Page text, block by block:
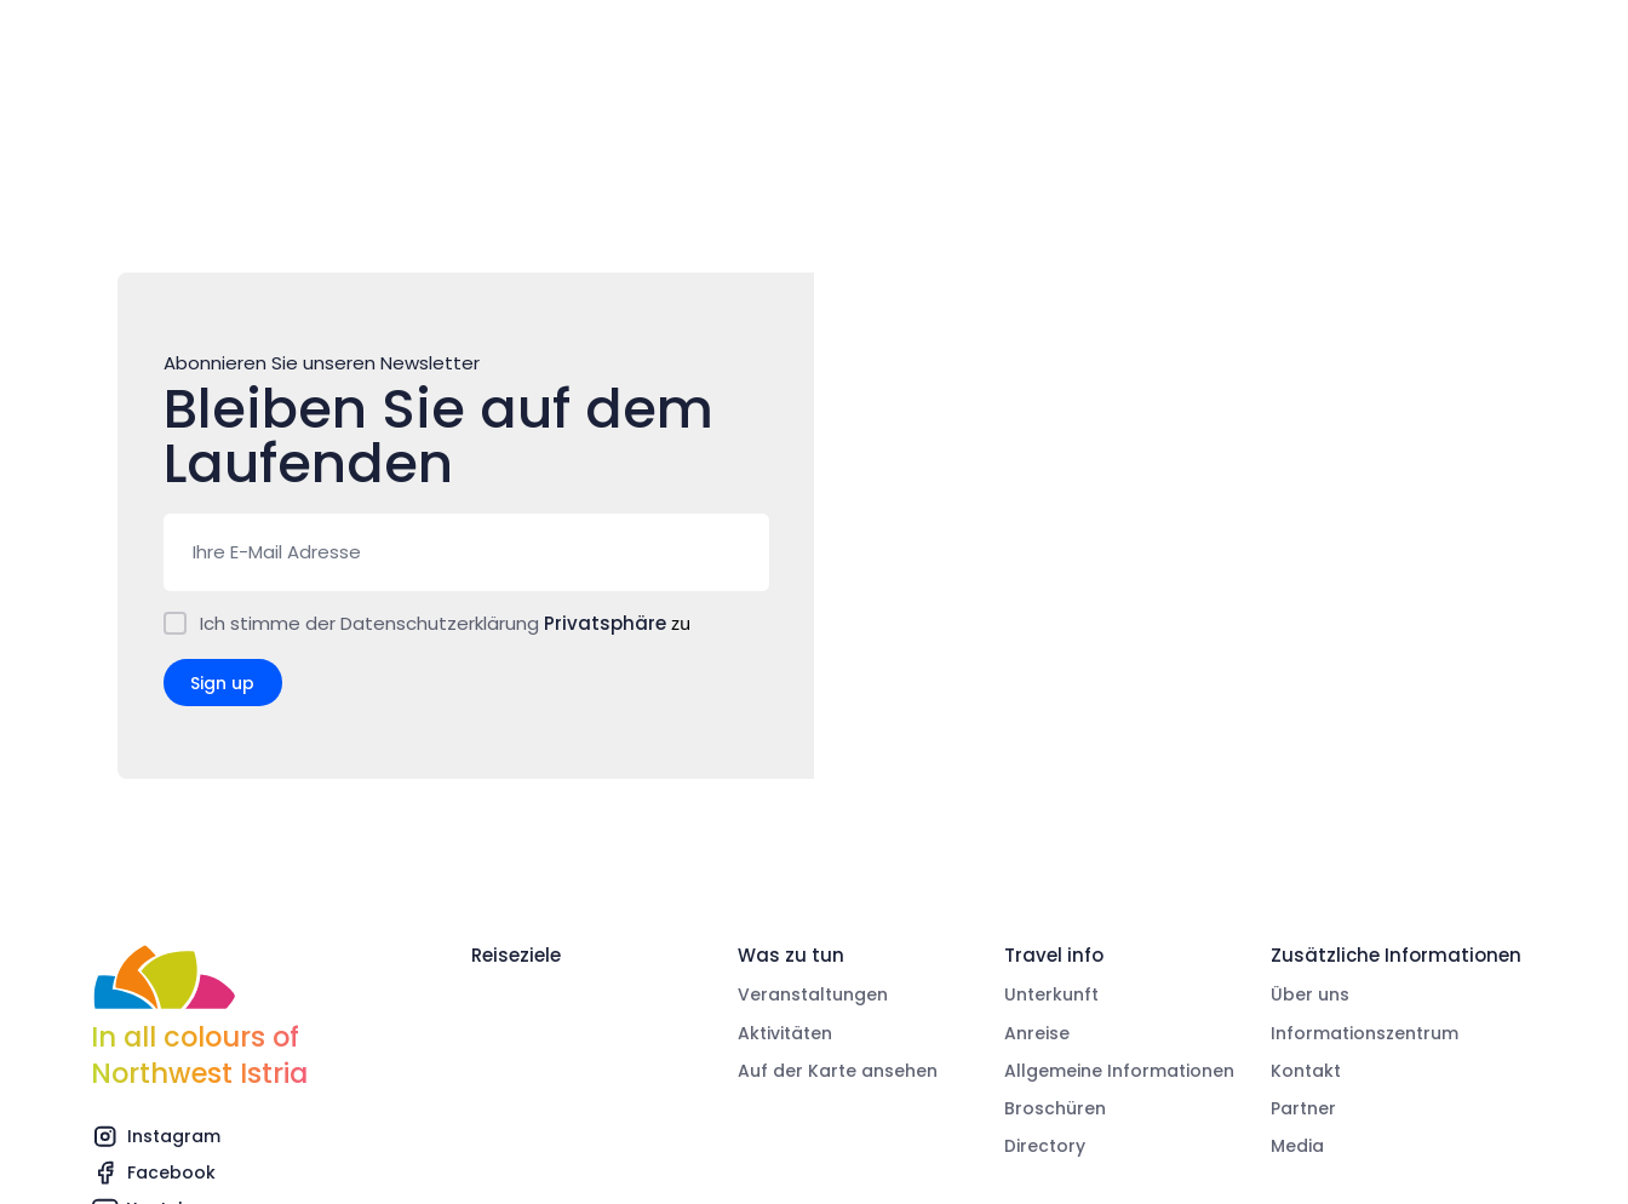
Abonnieren Sie unseren Newsletter
Bleiben Sie auf dem
Laufenden
Ich stimme der Datenschutzerklärung Privatsphäre zu
Sign up
In all colours of
Northwest Istria
Instagram
Facebook
Reiseziele Was zu tun
Veranstaltungen
Aktivitäten
Auf der Karte ansehen
Travel info
Unterkunft
Anreise
Allgemeine Informationen
Broschüren
Directory
Zusätzliche Informationen
Über uns
Informationszentrum
Kontakt
Partner
Media